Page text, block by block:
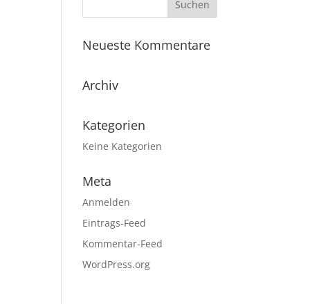
Neueste Kommentare
Archiv
Kategorien
Keine Kategorien
Meta
Anmelden
Eintrags-Feed
Kommentar-Feed
WordPress.org